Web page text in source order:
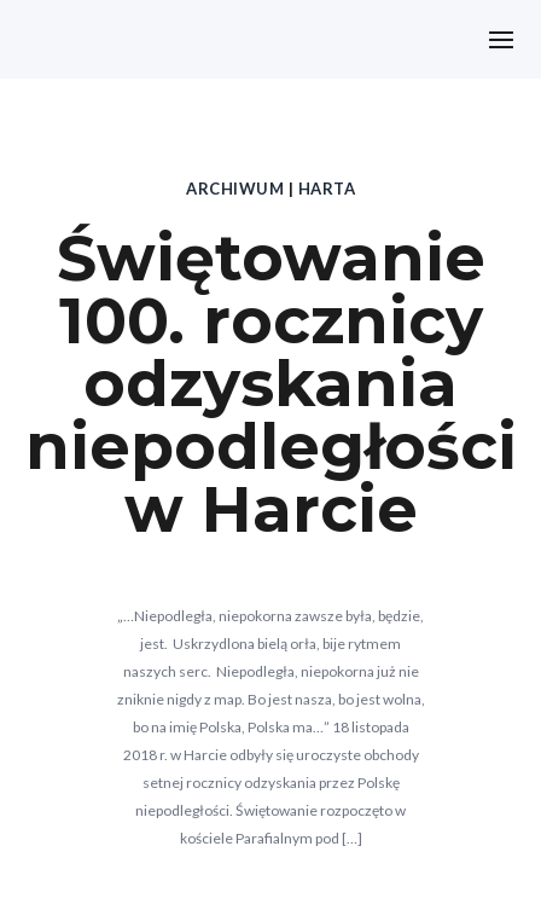
ARCHIWUM | HARTA
Świętowanie
100. rocznicy
odzyskania
niepodległości
w Harcie
„…Niepodległa, niepokorna zawsze była, będzie,
jest. Uskrzydlona bielą orła, bije rytmem
naszych serc. Niepodległa, niepokorna już nie
zniknie nigdy z map. Bo jest nasza, bo jest wolna,
bo na imię Polska, Polska ma…” 18 listopada
2018 r. w Harcie odbyły się uroczyste obchody
setnej rocznicy odzyskania przez Polskę
niepodległości. Świętowanie rozpoczęto w
kościele Parafialnym pod […]